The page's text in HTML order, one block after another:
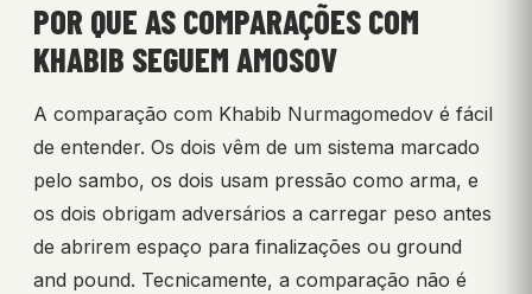
POR QUE AS COMPARAÇÕES COM
KHABIB SEGUEM AMOSOV
A comparação com Khabib Nurmagomedov é fácil
de entender. Os dois vêm de um sistema marcado
pelo sambo, os dois usam pressão como arma, e
os dois obrigam adversários a carregar peso antes
de abrirem espaço para finalizações ou ground
and pound. Tecnicamente, a comparação não é